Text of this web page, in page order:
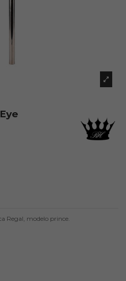
Regal, modelo prince.